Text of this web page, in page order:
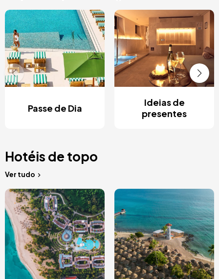
Passe de Dia
Ideias de
presentes
Hotéis de topo
Ver tudo
Imagem Imagem